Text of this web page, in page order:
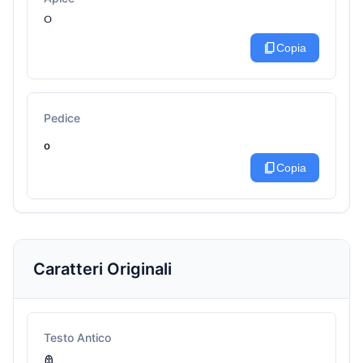
ᴼ
content_copyCopia
Pedice
ₒ
content_copyCopia
Caratteri Originali
Testo Antico